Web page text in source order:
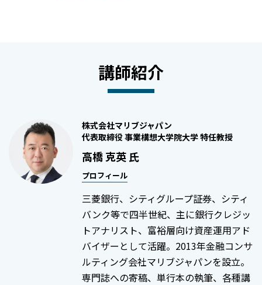
講師紹介
株式会社マリブジャパン
代表取締役 事業構想大学院大学 特任教授
高橋 克英 氏
プロフィール
三菱銀行、シティグループ証券、シティ
バンク等で四半世紀、主に銀行クレジッ
トアナリスト、富裕層向け資産運用アド
バイザーとして活躍。2013年金融コンサ
ルティング会社マリブジャパンを設立。
専門誌への寄稿、単行本の執筆、各種講